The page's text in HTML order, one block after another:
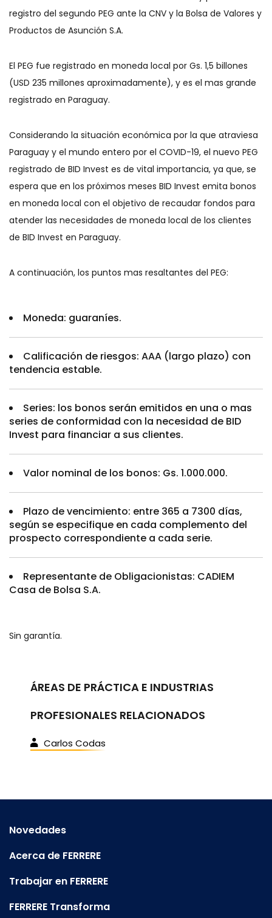
registro del segundo PEG ante la CNV y la Bolsa de Valores y
Productos de Asunción S.A.
El PEG fue registrado en moneda local por Gs. 1,5 billones
(USD 235 millones aproximadamente), y es el mas grande
registrado en Paraguay.
Considerando la situación económica por la que atraviesa
Paraguay y el mundo entero por el COVID-19, el nuevo PEG
registrado de BID Invest es de vital importancia, ya que, se
espera que en los próximos meses BID Invest emita bonos
en moneda local con el objetivo de recaudar fondos para
atender las necesidades de moneda local de los clientes
de BID Invest en Paraguay.
A continuación, los puntos mas resaltantes del PEG:
Moneda: guaraníes.
Calificación de riesgos: AAA (largo plazo) con
tendencia estable.
Series: los bonos serán emitidos en una o mas
series de conformidad con la necesidad de BID
Invest para financiar a sus clientes.
Valor nominal de los bonos: Gs. 1.000.000.
Plazo de vencimiento: entre 365 a 7300 días,
según se especifique en cada complemento del
prospecto correspondiente a cada serie.
Representante de Obligacionistas: CADIEM
Casa de Bolsa S.A.
Sin garantía.
ÁREAS DE PRÁCTICA E INDUSTRIAS
PROFESIONALES RELACIONADOS
Carlos Codas
Novedades
Acerca de FERRERE
Trabajar en FERRERE
FERRERE Transforma